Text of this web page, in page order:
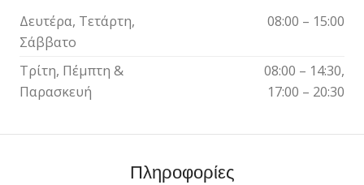
Δευτέρα, Τετάρτη,
Σάββατο
08:00 – 15:00
Τρίτη, Πέμπτη &
Παρασκευή
08:00 – 14:30,
17:00 – 20:30
Πληροφορίες